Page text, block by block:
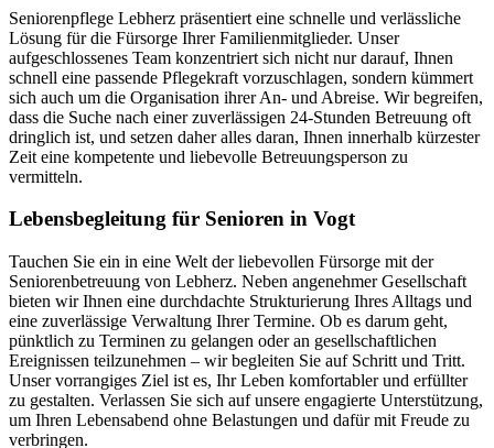
Seniorenpflege Lebherz präsentiert eine schnelle und verlässliche
Lösung für die Fürsorge Ihrer Familienmitglieder. Unser
aufgeschlossenes Team konzentriert sich nicht nur darauf, Ihnen
schnell eine passende Pflegekraft vorzuschlagen, sondern kümmert
sich auch um die Organisation ihrer An- und Abreise. Wir begreifen,
dass die Suche nach einer zuverlässigen 24-Stunden Betreuung oft
dringlich ist, und setzen daher alles daran, Ihnen innerhalb kürzester
Zeit eine kompetente und liebevolle Betreuungsperson zu
vermitteln.
Lebensbegleitung für Senioren in Vogt
Tauchen Sie ein in eine Welt der liebevollen Fürsorge mit der
Seniorenbetreuung von Lebherz. Neben angenehmer Gesellschaft
bieten wir Ihnen eine durchdachte Strukturierung Ihres Alltags und
eine zuverlässige Verwaltung Ihrer Termine. Ob es darum geht,
pünktlich zu Terminen zu gelangen oder an gesellschaftlichen
Ereignissen teilzunehmen – wir begleiten Sie auf Schritt und Tritt.
Unser vorrangiges Ziel ist es, Ihr Leben komfortabler und erfüllter
zu gestalten. Verlassen Sie sich auf unsere engagierte Unterstützung,
um Ihren Lebensabend ohne Belastungen und dafür mit Freude zu
verbringen.